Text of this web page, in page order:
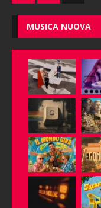
MUSICA NUOVA